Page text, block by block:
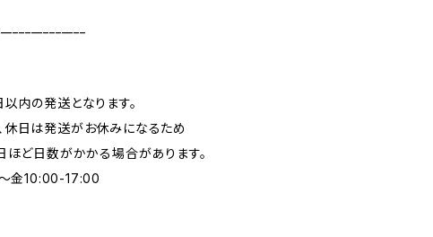
内の発送となります。
日は発送がお休みになるため
ど日数がかかる場合があります。
金10:00-17:00